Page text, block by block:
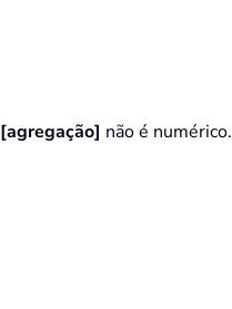
[agregação] não é numérico.